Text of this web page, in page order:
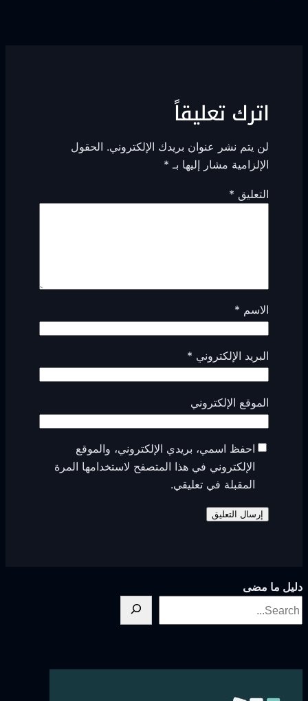
اترك تعليقاً
لن يتم نشر عنوان بريدك الإلكتروني. الحقول
الإلزامية مشار إليها بـ*
التعليق*
الاسم*
البريد الإلكتروني *
الموقع الإلكتروني
احفظ اسمي، بريدي الإلكتروني، والموقع
الإلكتروني في هذا المتصفح لاستخدامها المرة
المقبلة في تعليقي.
ما مضى